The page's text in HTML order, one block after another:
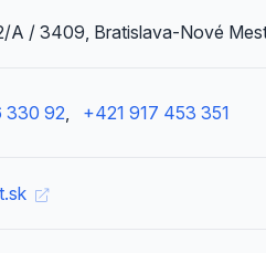
A / 3409, Bratislava-Nové
330 92, +421 917 453 351